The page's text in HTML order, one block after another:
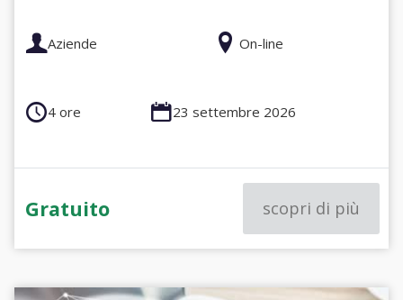
Aziende On-line
4 ore 23 settembre 2026
Gratuito scopri di più